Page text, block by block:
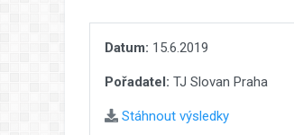
Datum: 15.6.2019
Pořadatel: TJ Slovan Praha
Stáhnout výsledky